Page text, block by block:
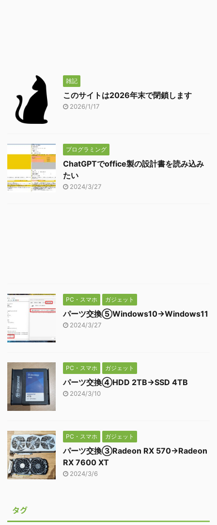
雑記
このサイトは2026年末で閉鎖します
2026/1/17
プログラミング
ChatGPTでoffice製の設計書を読み込み
たい
2024/3/27
PC・スマホ ガジェット
パーツ交換⑤Windows10→Windows11
2024/3/27
PC・スマホ ガジェット
パーツ交換④HDD 2TB→SSD 4TB
2024/3/10
PC・スマホ ガジェット
パーツ交換③Radeon RX 570→Radeon
RX 7600 XT
2024/3/6
タグ